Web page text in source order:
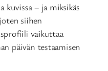
kuvissa – ja miksikäs
siihen
vaikuttaa
päivän testaamisen